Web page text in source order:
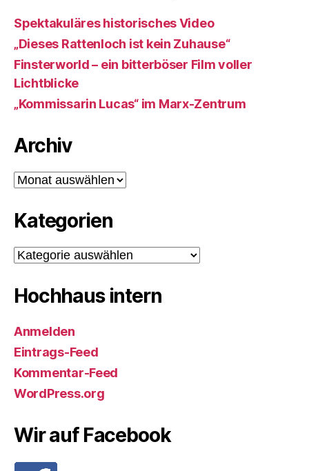
Spektakuläres historisches Video
„Dieses Rattenloch ist kein Zuhause“
Finsterworld – ein bitterböser Film voller
Lichtblicke
„Kommissarin Lucas“ im Marx-Zentrum
Archiv
Archiv
Kategorien
Kategorien
Hochhaus intern
Anmelden
Eintrags-Feed
Kommentar-Feed
WordPress.org
Wir auf Facebook